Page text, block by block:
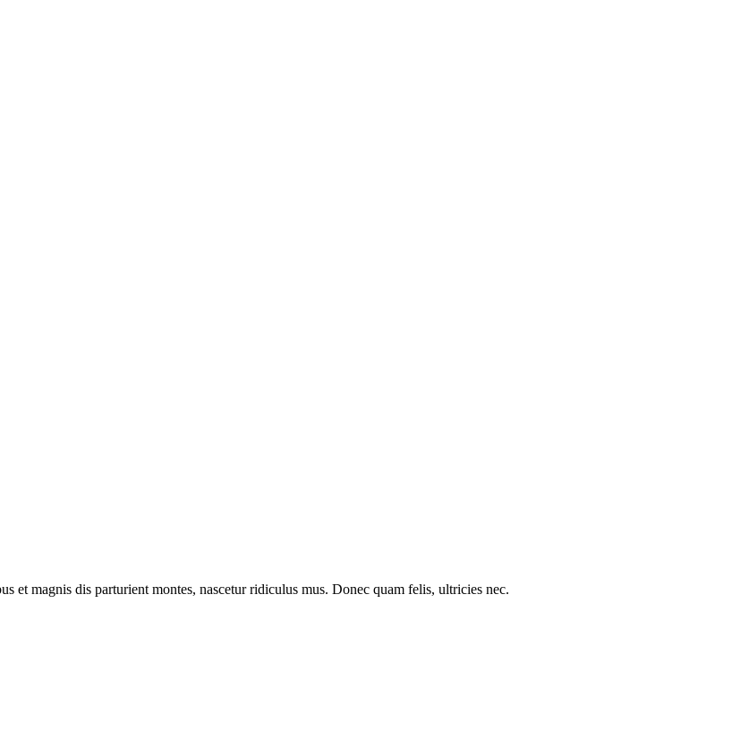
et magnis dis parturient montes, nascetur ridiculus mus. Donec quam felis, ultricies nec.